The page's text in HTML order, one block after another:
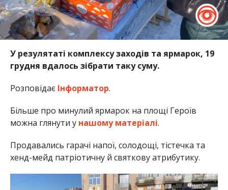
У резулятаті комплексу заходів та ярмарок, 19
грудня вдалось зібрати таку суму.
Розповідає Інформатор.
Більше про минулий ярмарок на площі Героїв
можна глянути у нашому матеріалі.
Продавались гарачі напої, солодощі, тістечка та
хенд-мейд патріотичну й святкову атрибутику.